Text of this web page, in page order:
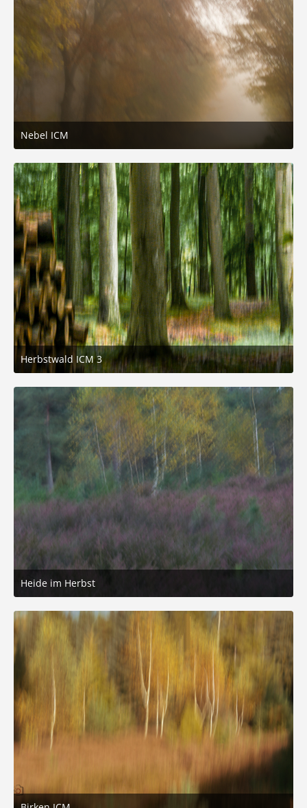
Nebel ICM
7. November 2025 um 16:49
2
Herbstwald ICM 3
12. Oktober 2025 um 17:50
2
Heide im Herbst
12. Oktober 2025 um 15:29
3